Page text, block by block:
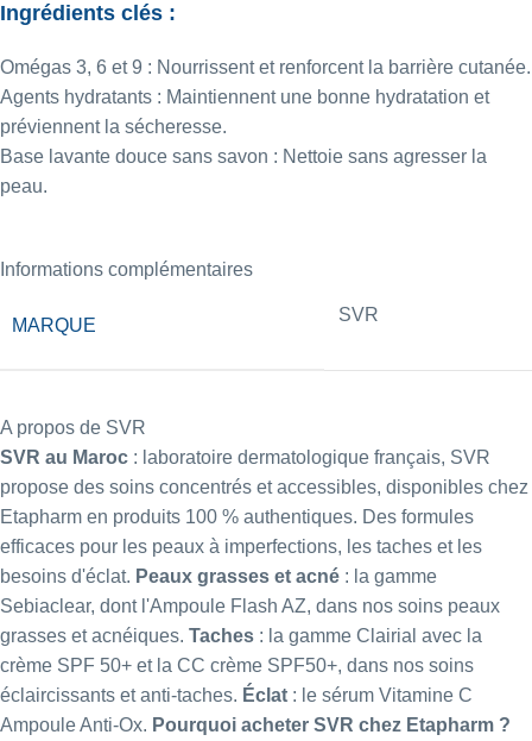
Ingrédients clés :
Omégas 3, 6 et 9 : Nourrissent et renforcent la barrière cutanée.
Agents hydratants : Maintiennent une bonne hydratation et
préviennent la sécheresse.
Base lavante douce sans savon : Nettoie sans agresser la
peau.
Informations complémentaires
MARQUE
SVR
A propos de SVR
SVR au Maroc : laboratoire dermatologique français, SVR
propose des soins concentrés et accessibles, disponibles chez
Etapharm en produits 100 % authentiques. Des formules
efficaces pour les peaux à imperfections, les taches et les
besoins d'éclat. Peaux grasses et acné : la gamme
Sebiaclear, dont l'Ampoule Flash AZ, dans nos soins peaux
grasses et acnéiques. Taches : la gamme Clairial avec la
crème SPF 50+ et la CC crème SPF50+, dans nos soins
éclaircissants et anti-taches. Éclat : le sérum Vitamine C
Ampoule Anti-Ox. Pourquoi acheter SVR chez Etapharm ?